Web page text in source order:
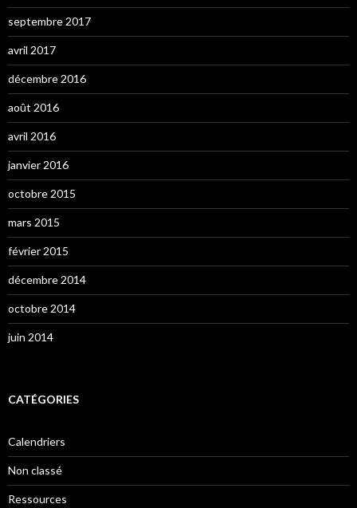
septembre 2017
avril 2017
décembre 2016
août 2016
avril 2016
janvier 2016
octobre 2015
mars 2015
février 2015
décembre 2014
octobre 2014
juin 2014
CATÉGORIES
Calendriers
Non classé
Ressources